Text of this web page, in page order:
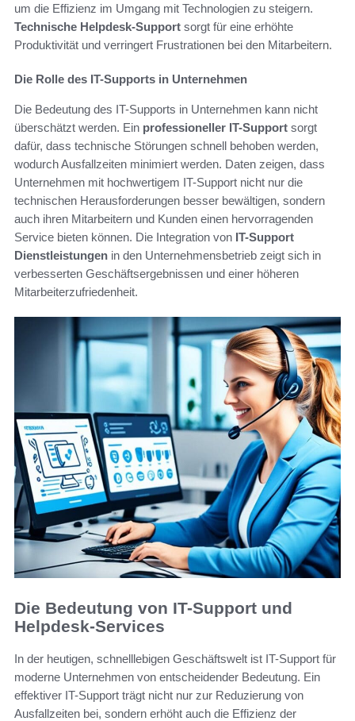
um die Effizienz im Umgang mit Technologien zu steigern.
Technische Helpdesk-Support sorgt für eine erhöhte
Produktivität und verringert Frustrationen bei den Mitarbeitern.
Die Rolle des IT-Supports in Unternehmen
Die Bedeutung des IT-Supports in Unternehmen kann nicht
überschätzt werden. Ein professioneller IT-Support sorgt
dafür, dass technische Störungen schnell behoben werden,
wodurch Ausfallzeiten minimiert werden. Daten zeigen, dass
Unternehmen mit hochwertigem IT-Support nicht nur die
technischen Herausforderungen besser bewältigen, sondern
auch ihren Mitarbeitern und Kunden einen hervorragenden
Service bieten können. Die Integration von IT-Support
Dienstleistungen in den Unternehmensbetrieb zeigt sich in
verbesserten Geschäftsergebnissen und einer höheren
Mitarbeiterzufriedenheit.
Die Bedeutung von IT-Support und
Helpdesk-Services
In der heutigen, schnelllebigen Geschäftswelt ist IT-Support für
moderne Unternehmen von entscheidender Bedeutung. Ein
effektiver IT-Support trägt nicht nur zur Reduzierung von
Ausfallzeiten bei, sondern erhöht auch die Effizienz der